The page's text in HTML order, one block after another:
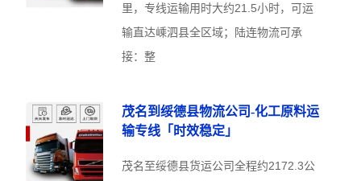
里，专线运输用时大约21.5小时，可运
输直达嵊泗县全区域；陆连物流可承
接：整
茂名到绥德县物流公司-化工原料运
输专线「时效稳定」
茂名至绥德县货运公司全程约2172.3公